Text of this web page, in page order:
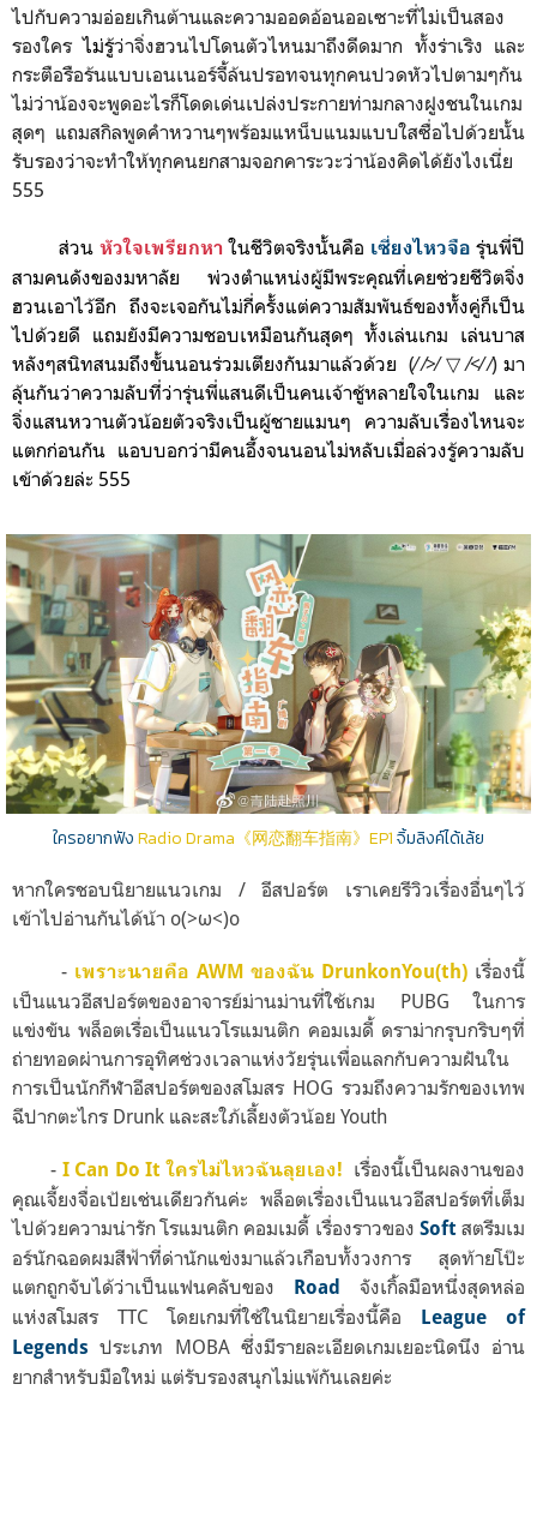
ไปกับความอ่อยเกินต้านและความออดอ้อนออเซาะที่ไม่เป็นสอง
รองใครไม่รู้ว่าจิ่งฮวนไปโดนตัวไหนมาถึงดีดมาก ทั้งร่าเริง และ
กระตือรือร้นแบบเอนเนอร์จี้ล้นปรอทจนทุกคนปวดหัวไปตามๆกัน
ไม่ว่าน้องจะพูดอะไรก็โดดเด่นเปล่งประกายท่ามกลางฝูงชนในเกม
สุดๆ แถมสกิลพูดคำหวานๆพร้อมแหน็บแนมแบบใสซื่อไปด้วยนั้น
รับรองว่าจะทำให้ทุกคนยกสามจอกคาระวะว่าน้องคิดได้ยังไงเนี่ย
555
ส่วน หัวใจเพรียกหา ในชีวิตจริงนั้นคือ เซี่ยงไหวจือ รุ่นพี่ปี
สามคนดังของมหาลัย พ่วงตำแหน่งผู้มีพระคุณที่เคยช่วยชีวิตจิ่ง
ฮวนเอาไว้อีก ถึงจะเจอกันไม่กี่ครั้งแต่ความสัมพันธ์ของทั้งคู่ก็เป็น
ไปด้วยดี แถมยังมีความชอบเหมือนกันสุดๆ ทั้งเล่นเกม เล่นบาส
หลังๆสนิทสนมถึงขั้นนอนร่วมเตียงกันมาแล้วด้วย (⁄ ⁄>⁄ ▽ ⁄<⁄ ⁄)มา
ลุ้นกันว่าความลับที่ว่ารุ่นพี่แสนดีเป็นคนเจ้าชู้หลายใจในเกม และ
จิ่งแสนหวานตัวน้อยตัวจริงเป็นผู้ชายแมนๆ ความลับเรื่องไหนจะ
แตกก่อนกัน แอบบอกว่ามีคนอึ้งจนนอนไม่หลับเมื่อล่วงรู้ความลับ
เข้าด้วยล่ะ 555
ใครอยากฟังRadio Drama《网恋翻车指南》EP1จิ้มลิงค์ได้เล้ย
หากใครชอบนิยายแนวเกม / อีสปอร์ต เราเคยรีวิวเรื่องอื่นๆไว้
เข้าไปอ่านกันได้น้า o(>ω<)o
- เพราะนายคือ AWM ของฉัน DrunkonYou(th) เรื่องนี้
เป็นแนวอีสปอร์ตของอาจารย์ม่านม่านที่ใช้เกม PUBG ในการ
แข่งขัน พล็อตเรื่อเป็นแนวโรแมนติก คอมเมดี้ ดราม่ากรุบกริบๆที่
ถ่ายทอดผ่านการอุทิศช่วงเวลาแห่งวัยรุ่นเพื่อแลกกับความฝันใน
การเป็นนักกีฬาอีสปอร์ตของสโมสร HOG รวมถึงความรักของเทพ
ฉีปากตะไกร Drunk และสะใภ้เลี้ยงตัวน้อย Youth
- I Can Do It ใครไม่ไหวฉันลุยเอง! เรื่องนี้เป็นผลงานของ
คุณเจี้ยงจื่อเป้ยเช่นเดียวกันค่ะ พล็อตเรื่องเป็นแนวอีสปอร์ตที่เต็ม
ไปด้วยความน่ารัก โรแมนติก คอมเมดี้ เรื่องราวของ Softสตรีมเม
อร์นักฉอดผมสีฟ้าที่ด่านักแข่งมาแล้วเกือบทั้งวงการ สุดท้ายโป๊ะ
แตกถูกจับได้ว่าเป็นแฟนคลับของ Road
จังเกิ้ลมือหนึ่งสุดหล่อ
แห่งสโมสร TTC โดยเกมที่ใช้ในนิยายเรื่องนี้คือ League of
Legends ประเภท MOBA ซึ่งมีรายละเอียดเกมเยอะนิดนึง อ่าน
ยากสำหรับมือใหม่ แต่รับรองสนุกไม่แพ้กันเลยค่ะ